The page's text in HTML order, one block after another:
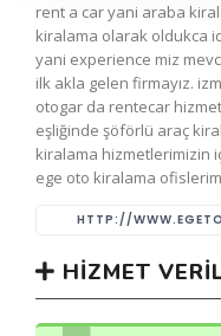
rent a car yani araba
kiralama olarak oldukca
yani experience miz
ilk akla gelen firmayız.
otogar da rentecar
eşliğinde şöförlü araç
kiralama hizmetlerimizin
ege oto kiralama
HTTP://
HIZMET